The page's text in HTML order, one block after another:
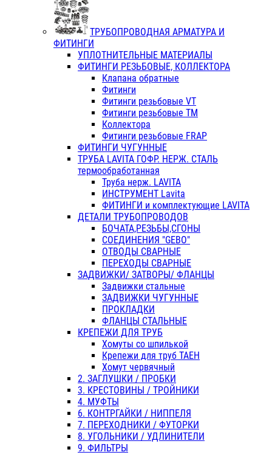
ТРУБОПРОВОДНАЯ АРМАТУРА И
ФИТИНГИ
УПЛОТНИТЕЛЬНЫЕ МАТЕРИАЛЫ
ФИТИНГИ РЕЗЬБОВЫЕ, КОЛЛЕКТОРА
Клапана обратные
Фитинги
Фитинги резьбовые VT
Фитинги резьбовые ТМ
Коллектора
Фитинги резьбовые FRAP
ФИТИНГИ ЧУГУННЫЕ
ТРУБА LAVITA ГОФР. НЕРЖ. СТАЛЬ
термообработанная
Труба нерж. LAVITA
ИНСТРУМЕНТ Lavita
ФИТИНГИ и комплектующие LAVITA
ДЕТАЛИ ТРУБОПРОВОДОВ
БОЧАТА,РЕЗЬБЫ,СГОНЫ
СОЕДИНЕНИЯ "GEBO"
ОТВОДЫ СВАРНЫЕ
ПЕРЕХОДЫ СВАРНЫЕ
ЗАДВИЖКИ/ ЗАТВОРЫ/ ФЛАНЦЫ
Задвижки стальные
ЗАДВИЖКИ ЧУГУННЫЕ
ПРОКЛАДКИ
ФЛАНЦЫ СТАЛЬНЫЕ
КРЕПЕЖИ ДЛЯ ТРУБ
Хомуты со шпилькой
Крепежи для труб ТАЕН
Хомут червячный
2. ЗАГЛУШКИ / ПРОБКИ
3. КРЕСТОВИНЫ / ТРОЙНИКИ
4. МУФТЫ
6. КОНТРГАЙКИ / НИППЕЛЯ
7. ПЕРЕХОДНИКИ / ФУТОРКИ
8. УГОЛЬНИКИ / УДЛИНИТЕЛИ
9. ФИЛЬТРЫ